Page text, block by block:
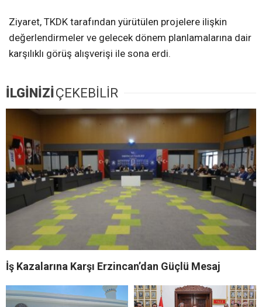
Ziyaret, TKDK tarafından yürütülen projelere ilişkin
değerlendirmeler ve gelecek dönem planlamalarına dair
karşılıklı görüş alışverişi ile sona erdi.
İLGİNİZİÇEKEBİLİR
İş Kazalarına Karşı Erzincan’dan Güçlü Mesaj